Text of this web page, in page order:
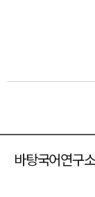
바탕국어연구